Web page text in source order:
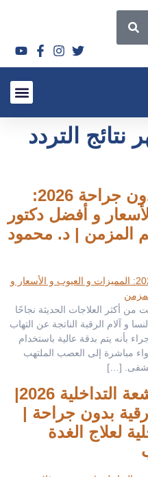
التردد
حقن جذور الأعصاب بدون جراحة 2026:
و أفضل دكتور
المزمن | د. محمود
أكثر العلاجات الحديثة نجاحًا
و آلام الرقبة الناتجة عن التهاب
بأنه يتم بدقة عالية باستخدام
مباشرة إلى العصب الملتهب
[…]
علاج الغدة الدرقية بالأشعة التداخلية 2026|
بدون جراحة |
لعلاج الغدة